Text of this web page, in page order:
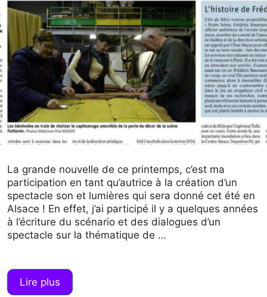
La grande nouvelle de ce printemps, c’est ma
participation en tant qu’autrice à la création d’un
spectacle son et lumières qui sera donné cet été en
Alsace ! En effet, j’ai participé il y a quelques années
à l’écriture du scénario et des dialogues d’un
spectacle sur la thématique de …
Lire plus